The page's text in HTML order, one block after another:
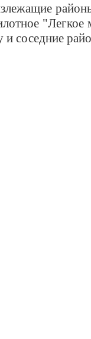
"Легкое
и соседние